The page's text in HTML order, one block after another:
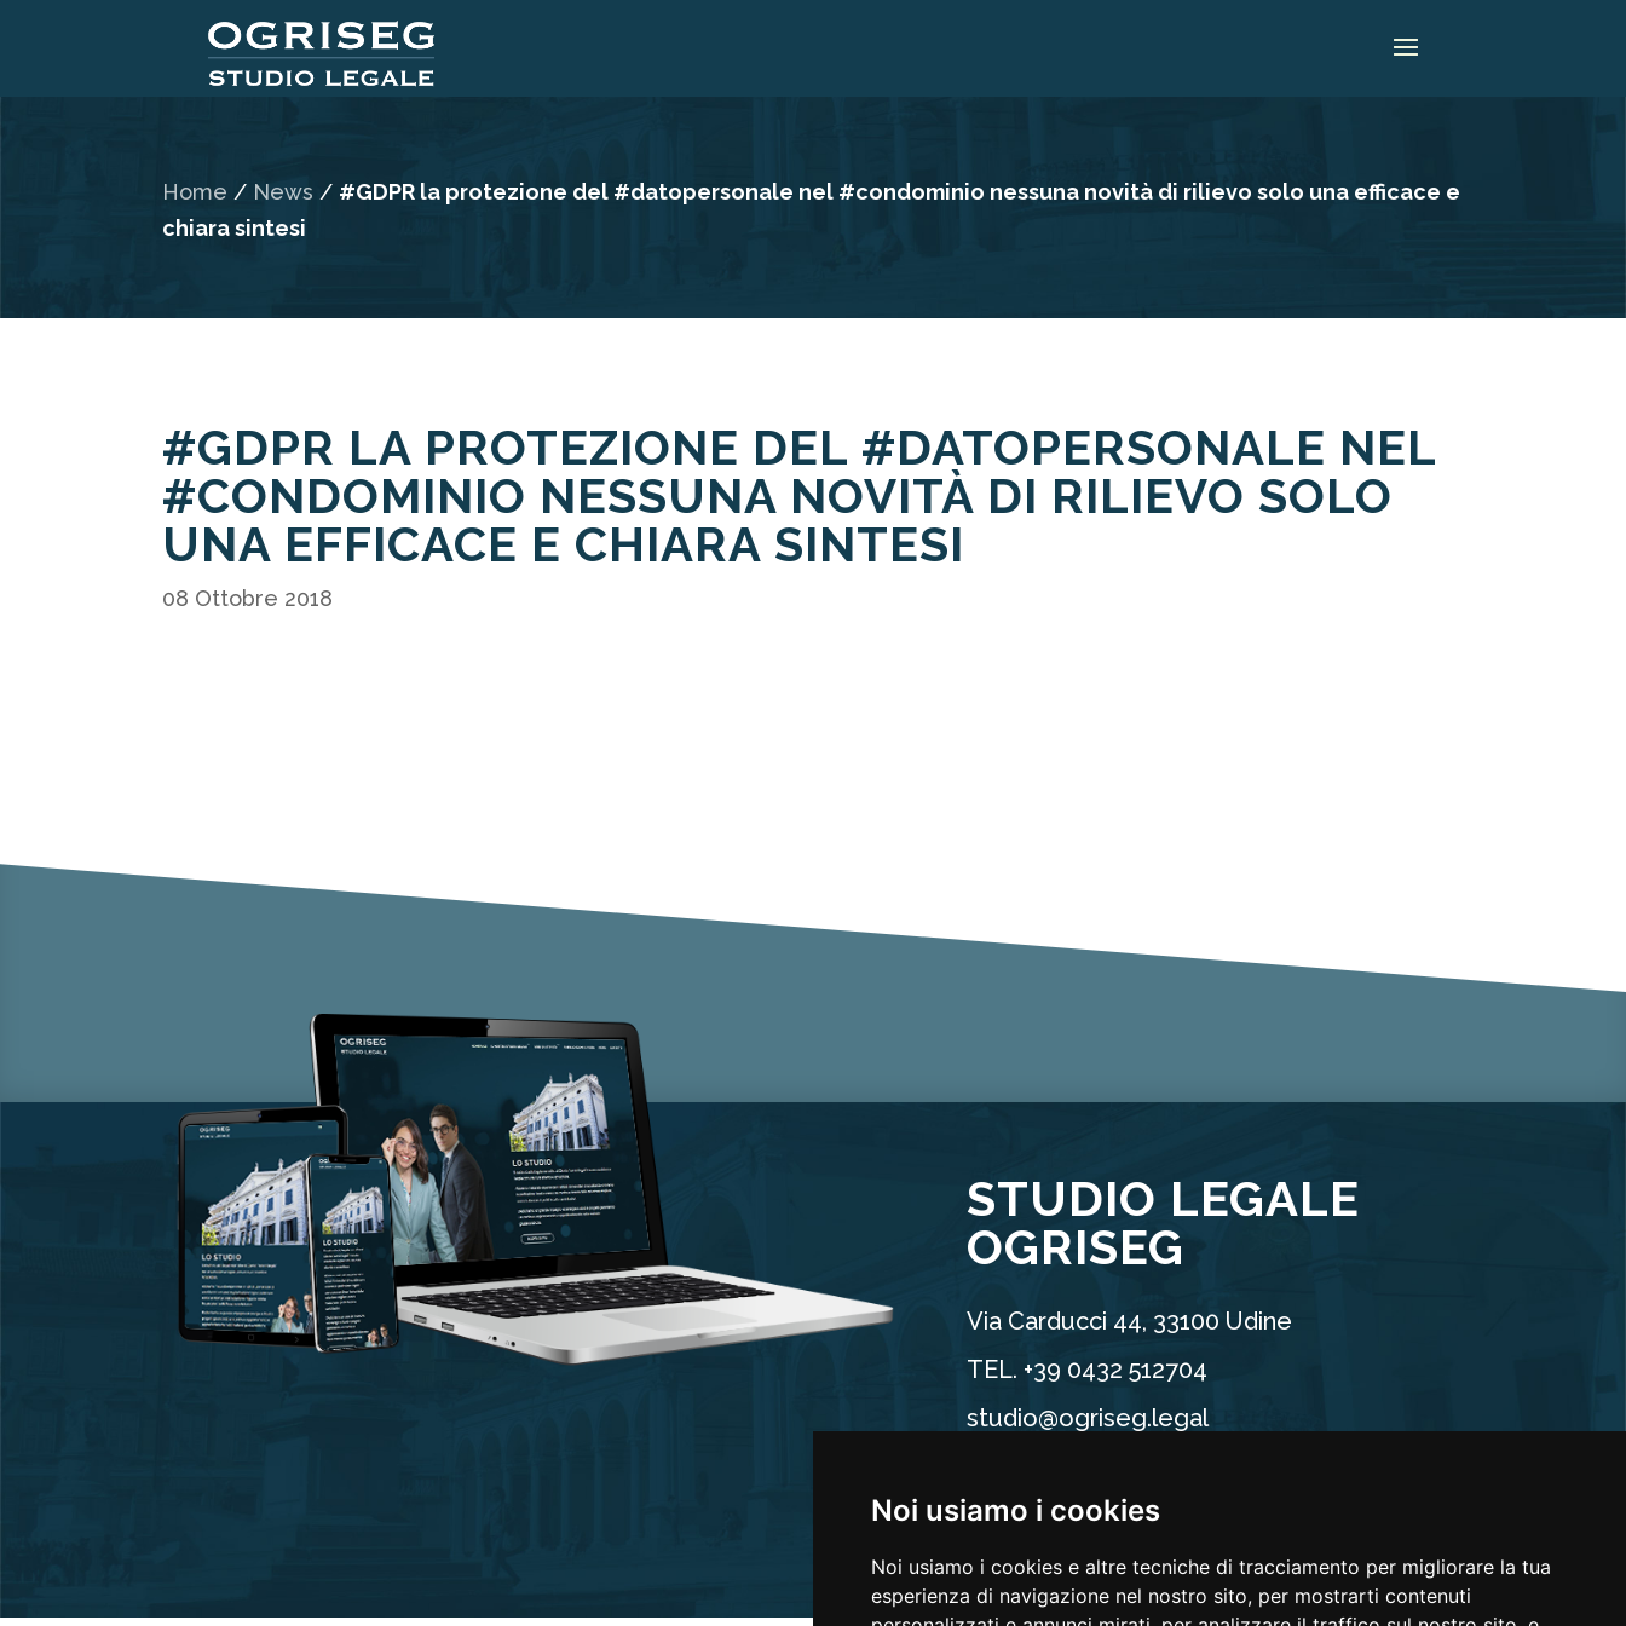
Noi usiamo i cookies
Noi usiamo i cookies e altre tecniche di tracciamento per migliorare la tua
esperienza di navigazione nel nostro sito, per mostrarti contenuti
Home / News / #GDPR la protezione del #datopersonale nel #condominio nessuna novità di rilievo solo una efficace e
chiara sintesi
#GDPR LA PROTEZIONE DEL #DATOPERSONALE NEL
#CONDOMINIO NESSUNA NOVITÀ DI RILIEVO SOLO
UNA EFFICACE E CHIARA SINTESI
08 Ottobre 2018
STUDIO LEGALE
OGRISEG
Via Carducci 44, 33100 Udine
TEL. +39 0432 512704
studio@ogriseg.legal